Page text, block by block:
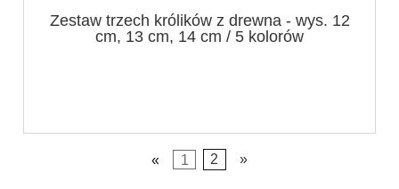
Zestaw trzech królików z drewna - wys. 12
cm, 13 cm, 14 cm / 5 kolorów
« 1 2 »